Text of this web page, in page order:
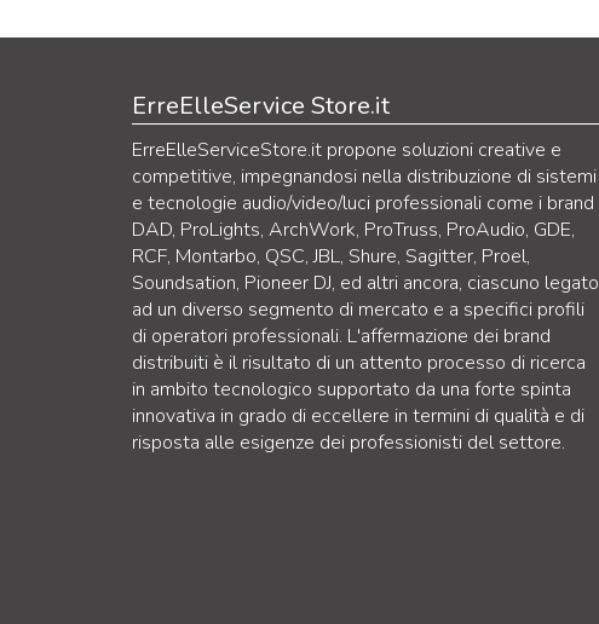
ErreElleService Store.it
ErreElleServiceStore.it propone soluzioni creative e
competitive, impegnandosi nella distribuzione di sistemi
e tecnologie audio/video/luci professionali come i brand
DAD, ProLights, ArchWork, ProTruss, ProAudio, GDE,
RCF, Montarbo, QSC, JBL, Shure, Sagitter, Proel,
Soundsation, Pioneer DJ, ed altri ancora, ciascuno legato
ad un diverso segmento di mercato e a specifici profili
di operatori professionali. L'affermazione dei brand
distribuiti è il risultato di un attento processo di ricerca
in ambito tecnologico supportato da una forte spinta
innovativa in grado di eccellere in termini di qualità e di
risposta alle esigenze dei professionisti del settore.